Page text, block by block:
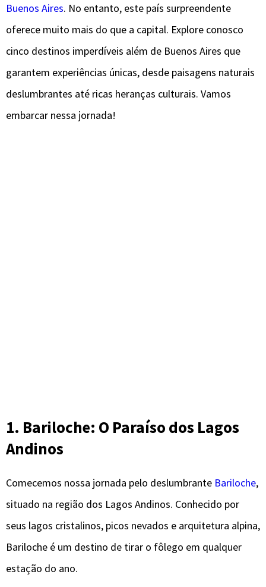
Buenos Aires. No entanto, este país surpreendente
oferece muito mais do que a capital. Explore conosco
cinco destinos imperdíveis além de Buenos Aires que
garantem experiências únicas, desde paisagens naturais
deslumbrantes até ricas heranças culturais. Vamos
embarcar nessa jornada!
1. Bariloche: O Paraíso dos Lagos
Andinos
Comecemos nossa jornada pelo deslumbrante Bariloche,
situado na região dos Lagos Andinos. Conhecido por
seus lagos cristalinos, picos nevados e arquitetura alpina,
Bariloche é um destino de tirar o fôlego em qualquer
estação do ano.